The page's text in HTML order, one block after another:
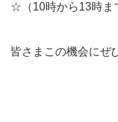
☆（10時から13時ま
皆さまこの機会にぜ